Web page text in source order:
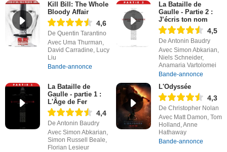
Kill Bill: The Whole
Bloody Affair
4,6
De Quentin Tarantino
Avec Uma Thurman,
David Carradine, Lucy
Liu
Bande-annonce
La Bataille de
Gaulle - Partie 2 :
J’écris ton nom
4,5
De Antonin Baudry
Avec Simon Abkarian,
Niels Schneider,
Anamaria Vartolomei
Bande-annonce
La Bataille de
Gaulle - partie 1 :
L'Âge de Fer
4,4
De Antonin Baudry
Avec Simon Abkarian,
Simon Russell Beale,
Florian Lesieur
L'Odyssée
4,3
De Christopher Nolan
Avec Matt Damon, Tom
Holland, Anne
Hathaway
Bande-annonce